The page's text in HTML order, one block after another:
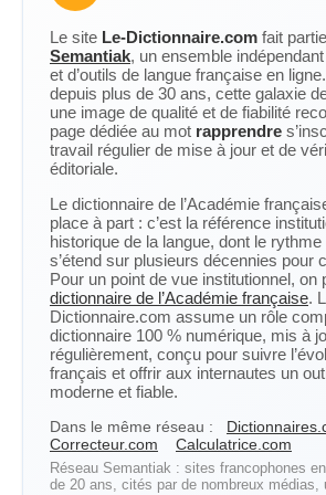
Le site Le-Dictionnaire.com fait
Semantiak, un ensemble
et d’outils de langue française en
depuis plus de 30 ans, cette galaxie
une image de qualité et de fiabilité
page dédiée au mot rapprendre
travail régulier de mise à jour et de
éditoriale.
Le dictionnaire de l’Académie
place à part : c’est la référence
historique de la langue, dont le
s’étend sur plusieurs décennies pour
Pour un point de vue institutionnel, on
dictionnaire de l’Académie française.
Dictionnaire.com assume un rôle
dictionnaire 100 % numérique, mis à
régulièrement, conçu pour suivre
français et offrir aux internautes un
moderne et fiable.
Dans le même réseau :
Correcteur.com
Calculatrice.com
Réseau Semantiak : sites francophones
de 20 ans, cités par de nombreux médias,